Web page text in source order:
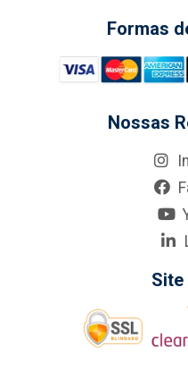
Formas
Nossas
Site